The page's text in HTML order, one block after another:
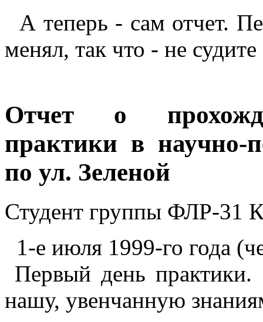
А теперь - сам отчет.
менял, так что - не судите
Отчет о
практики в научно-
по ул. Зеленой
Студент группы ФЛР-31
1-е июля 1999-го года
Первый день
нашу, увенчанную